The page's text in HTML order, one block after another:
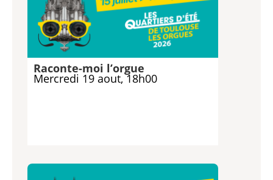
Raconte-moi l’orgue
Mercredi 19 aout, 18h00